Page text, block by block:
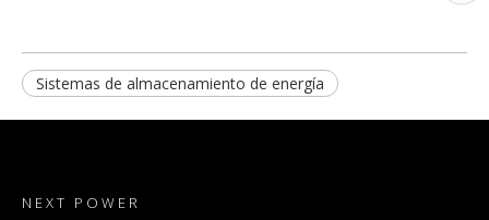
Sistemas de almacenamiento de energía
NEXT POWER